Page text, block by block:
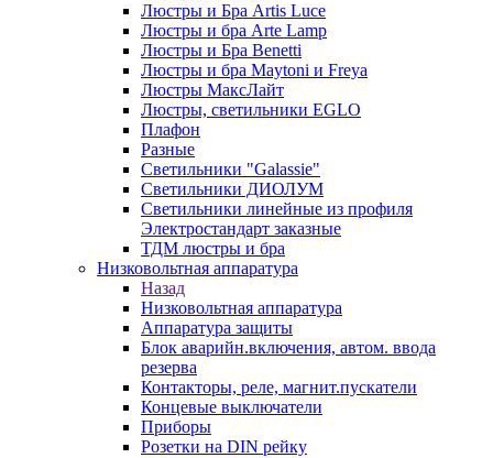
Люстры и Бра Artis Luce
Люстры и бра Arte Lamp
Люстры и Бра Benetti
Люстры и бра Maytoni и Freya
Люстры МаксЛайт
Люстры, светильники EGLO
Плафон
Разные
Светильники "Galassie"
Светильники ДИОЛУМ
Светильники линейные из профиля
Электростандарт заказные
ТДМ люстры и бра
Низковольтная аппаратура
Назад
Низковольтная аппаратура
Аппаратура защиты
Блок аварийн.включения, автом. ввода
резерва
Контакторы, реле, магнит.пускатели
Концевые выключатели
Приборы
Розетки на DIN рейку